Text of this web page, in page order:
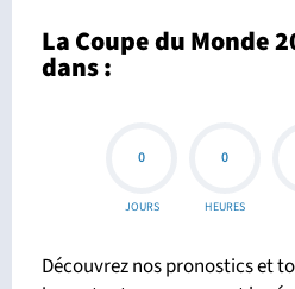
La Coupe du Monde
dans :
0
JOURS
0
HEURES
Découvrez nos pronostics et